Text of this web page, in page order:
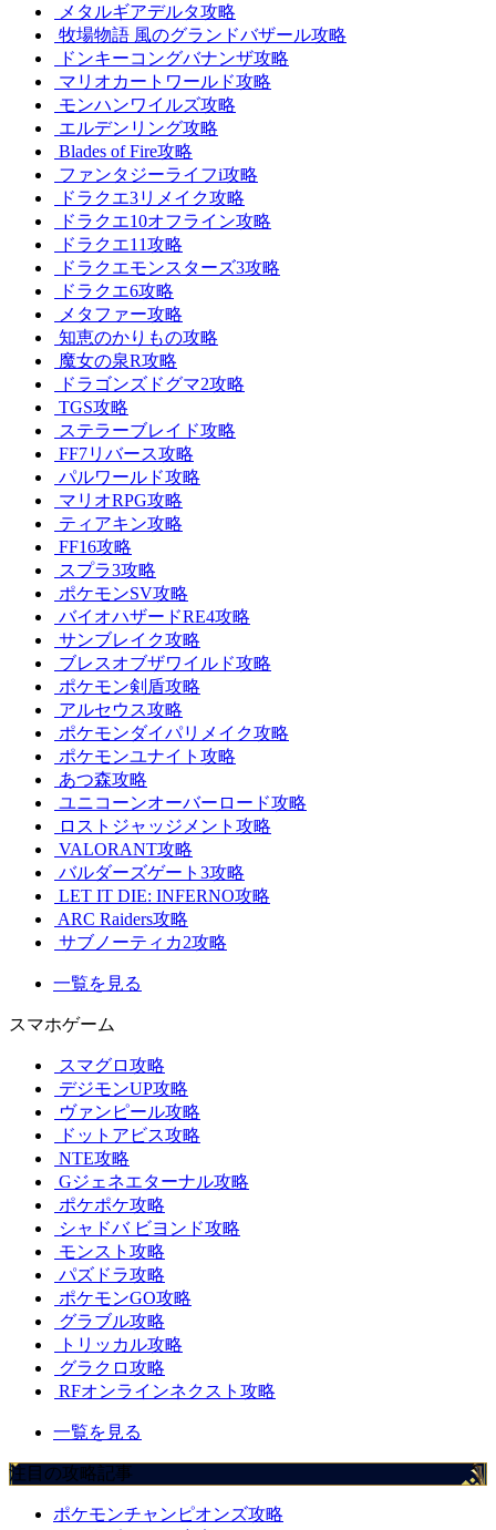
メタルギアデルタ攻略
牧場物語 風のグランドバザール攻略
ドンキーコングバナンザ攻略
マリオカートワールド攻略
モンハンワイルズ攻略
エルデンリング攻略
Blades of Fire攻略
ファンタジーライフi攻略
ドラクエ3リメイク攻略
ドラクエ10オフライン攻略
ドラクエ11攻略
ドラクエモンスターズ3攻略
ドラクエ6攻略
メタファー攻略
知恵のかりもの攻略
魔女の泉R攻略
ドラゴンズドグマ2攻略
TGS攻略
ステラーブレイド攻略
FF7リバース攻略
パルワールド攻略
マリオRPG攻略
ティアキン攻略
FF16攻略
スプラ3攻略
ポケモンSV攻略
バイオハザードRE4攻略
サンブレイク攻略
ブレスオブザワイルド攻略
ポケモン剣盾攻略
アルセウス攻略
ポケモンダイパリメイク攻略
ポケモンユナイト攻略
あつ森攻略
ユニコーンオーバーロード攻略
ロストジャッジメント攻略
VALORANT攻略
バルダーズゲート3攻略
LET IT DIE: INFERNO攻略
ARC Raiders攻略
サブノーティカ2攻略
一覧を見る
スマホゲーム
スマグロ攻略
デジモンUP攻略
ヴァンピール攻略
ドットアビス攻略
NTE攻略
Gジェネエターナル攻略
ポケポケ攻略
シャドバ ビヨンド攻略
モンスト攻略
パズドラ攻略
ポケモンGO攻略
グラブル攻略
トリッカル攻略
グラクロ攻略
RFオンラインネクスト攻略
一覧を見る
注目の攻略記事
ポケモンチャンピオンズ攻略